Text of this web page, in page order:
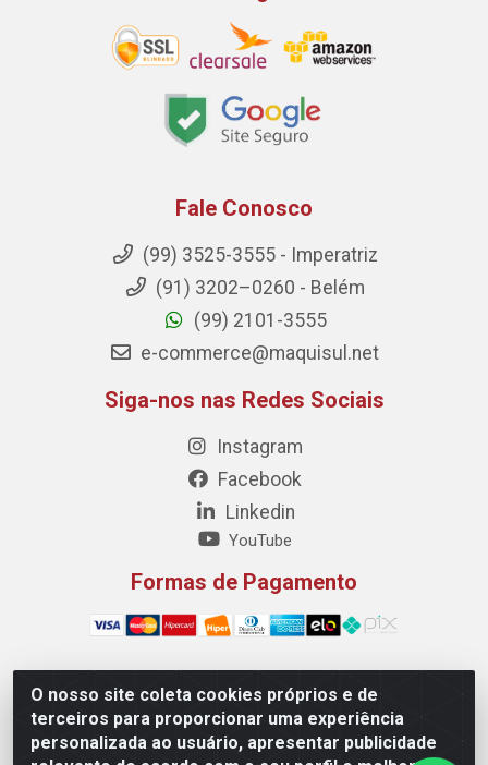
O nosso site coleta cookies próprios e de
terceiros para proporcionar uma experiência
personalizada ao usuário, apresentar publicidade
Fale Conosco
(99) 3525-3555 - Imperatriz
(91) 3202–0260 - Belém
(99) 2101-3555
e-commerce@maquisul.net
Siga-nos nas Redes Sociais
Instagram
Facebook
Linkedin
YouTube
Formas de Pagamento
Maquisul Comercial LTDA - Av. Dorgival Pinheiro de
Sousa, 1521 - Centro, Imperatriz/MA - CEP 65903-270 -
CNPJ 69.427.219/0001-78